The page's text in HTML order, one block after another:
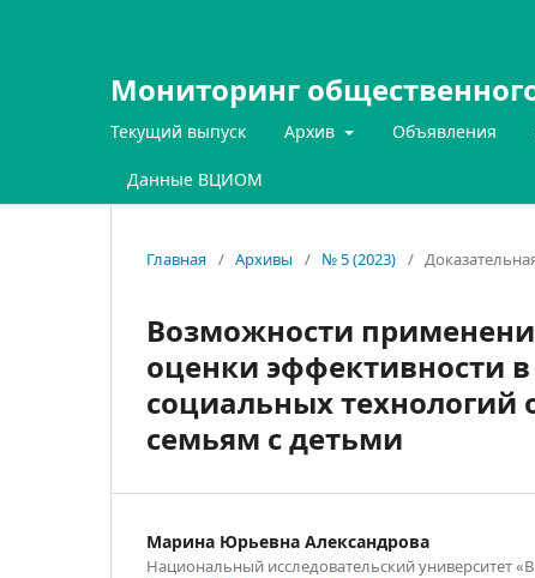
Мониторинг
Текущий выпуск Архив Объявления
Данные ВЦИОМ
Главная / Архивы / № 5 (2023) /
Возможности
оценки эффективности
социальных
семьям с детьми
Марина Юрьевна Александрова
Национальный исследовательский университет